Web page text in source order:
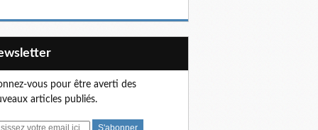
vous pour être averti des
articles publiés.